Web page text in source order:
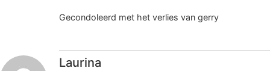
Gecondoleerd met het verlies van gerry
Laurina